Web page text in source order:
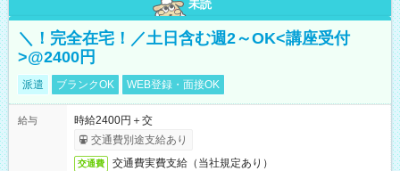
未読
＼！完全在宅！／土日含む週2～OK<講座受付
>@2400円
派遣 ブランクOK WEB登録・面接OK
給与
時給2400円＋交
交通費別途支給あり
交通費 交通費実費支給（当社規定あり）